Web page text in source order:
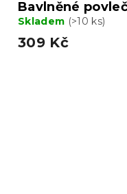
Bavlněné
Skladem (>10 ks)
309 Kč